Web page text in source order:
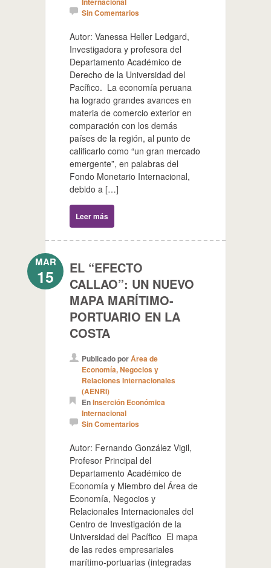
Sin Comentarios
Autor: Vanessa Heller Ledgard,
Investigadora y profesora del
Departamento Académico de
Derecho de la Universidad del
Pacífico. La economía peruana
ha logrado grandes avances en
materia de comercio exterior en
comparación con los demás
países de la región, al punto de
calificarlo como “un gran mercado
emergente”, en palabras del
Fondo Monetario Internacional,
debido a […]
Leer más
MAR
15
EL “EFECTO
CALLAO”: UN NUEVO
MAPA MARÍTIMO-
PORTUARIO EN LA
COSTA
Publicado porÁrea de
Economía, Negocios y
Relaciones Internacionales
(AENRI)
EnInserción Económica
Internacional
Sin Comentarios
Autor: Fernando González Vigil,
Profesor Principal del
Departamento Académico de
Economía y Miembro del Área de
Economía, Negocios y
Relacionales Internacionales del
Centro de Investigación de la
Universidad del Pacífico El mapa
de las redes empresariales
marítimo-portuarias (integradas